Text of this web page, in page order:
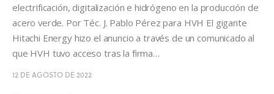
electrificación, digitalización e hidrógeno en la producción de
acero verde. Por Téc. J. Pablo Pérez para HVH El gigante
Hitachi Energy hizo el anuncio a través de un comunicado al
que HVH tuvo acceso tras la firma…
12 DE AGOSTO DE 2022